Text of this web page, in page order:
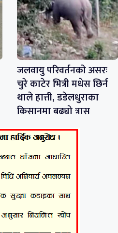
जलवायु परिवर्तनको असरः
चुरे काटेर भित्री मधेस छिर्न
थाले हात्ती, डडेलधुराका
किसानमा बढ्यो त्रास